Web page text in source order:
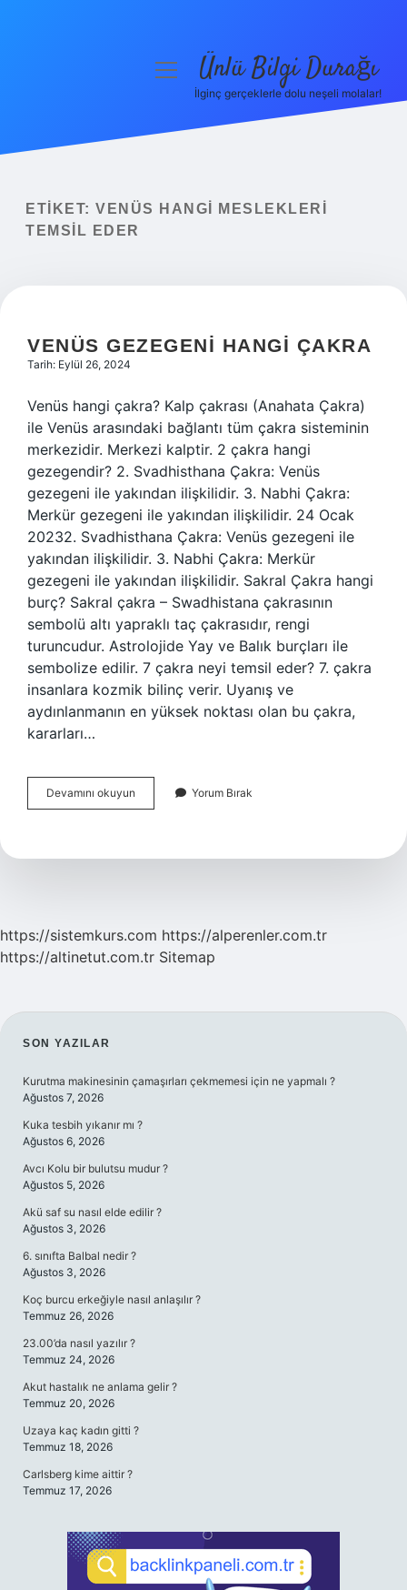
Yasal Uyarı
menüyüÜnlü Bilgi Durağı
İlginç gerçeklerle dolu neşeli molalar!
ETIKET: VENÜS HANGI MESLEKLERI
TEMSIL EDER
VENÜS GEZEGENI HANGI ÇAKRA
Tarih: Eylül 26, 2024
Venüs hangi çakra? Kalp çakrası (Anahata Çakra)
ile Venüs arasındaki bağlantı tüm çakra sisteminin
merkezidir. Merkezi kalptir. 2 çakra hangi
gezegendir? 2. Svadhisthana Çakra: Venüs
gezegeni ile yakından ilişkilidir. 3. Nabhi Çakra:
Merkür gezegeni ile yakından ilişkilidir. 24 Ocak
20232. Svadhisthana Çakra: Venüs gezegeni ile
yakından ilişkilidir. 3. Nabhi Çakra: Merkür
gezegeni ile yakından ilişkilidir. Sakral Çakra hangi
burç? Sakral çakra – Swadhistana çakrasının
sembolü altı yapraklı taç çakrasıdır, rengi
turuncudur. Astrolojide Yay ve Balık burçları ile
sembolize edilir. 7 çakra neyi temsil eder? 7. çakra
insanlara kozmik bilinç verir. Uyanış ve
aydınlanmanın en yüksek noktası olan bu çakra,
kararları…
Devamını okuyun
Gezegeni
Yorum Bırak
https://sistemkurs.com https://alperenler.com.tr
https://altinetut.com.tr Sitemap
SIDEBAR
SON YAZILAR
Kurutma makinesinin çamaşırları çekmemesi için ne yapmalı ?
Ağustos 7, 2026
Kuka tesbih yıkanır mı ?
Ağustos 6, 2026
Avcı Kolu bir bulutsu mudur ?
Ağustos 5, 2026
Akü saf su nasıl elde edilir ?
Ağustos 3, 2026
6. sınıfta Balbal nedir ?
Ağustos 3, 2026
Koç burcu erkeğiyle nasıl anlaşılır ?
Temmuz 26, 2026
23.00’da nasıl yazılır ?
Temmuz 24, 2026
Akut hastalık ne anlama gelir ?
Temmuz 20, 2026
Uzaya kaç kadın gitti ?
Temmuz 18, 2026
Carlsberg kime aittir ?
Temmuz 17, 2026